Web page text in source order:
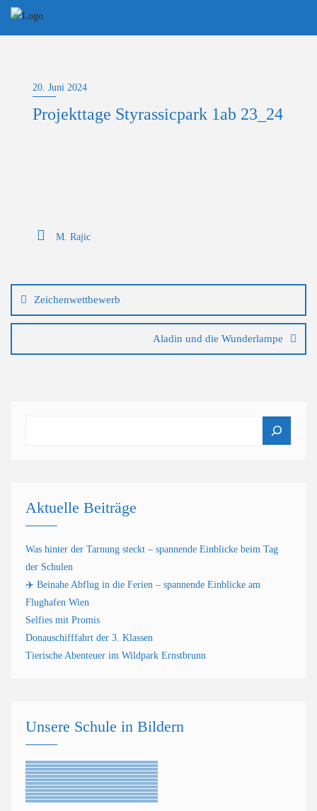
Skip
20. Juni 2024
Projekttage Styrassicpark 1ab 23_24
M. Rajic
Zeichenwettbewerb
Aladin und die Wunderlampe
Aktuelle Beiträge
Was hinter der Tarnung steckt – spannende Einblicke beim Tag
der Schulen
✈️ Beinahe Abflug in die Ferien – spannende Einblicke am
Flughafen Wien
Selfies mit Promis
Donauschifffahrt der 3. Klassen
Tierische Abenteuer im Wildpark Ernstbrunn
Unsere Schule in Bildern